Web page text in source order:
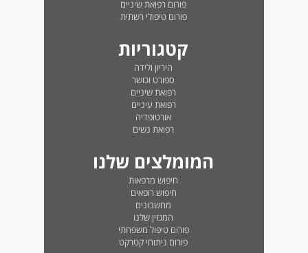
פורום רפואת שיניים
פורום טיפולי רשתית
קטגוריות
היריון ולידה
ספורט וכושר
רפואת שיניים
רפואת עיניים
אורטופדיה
רפואת נשים
המומלצים שלנו
חיפוש מרפאות
חיפוש רופאים
מחשבונים
המגזין שלנו
פורום טיפול משפחתי
פורום ניתוחי קטרקט